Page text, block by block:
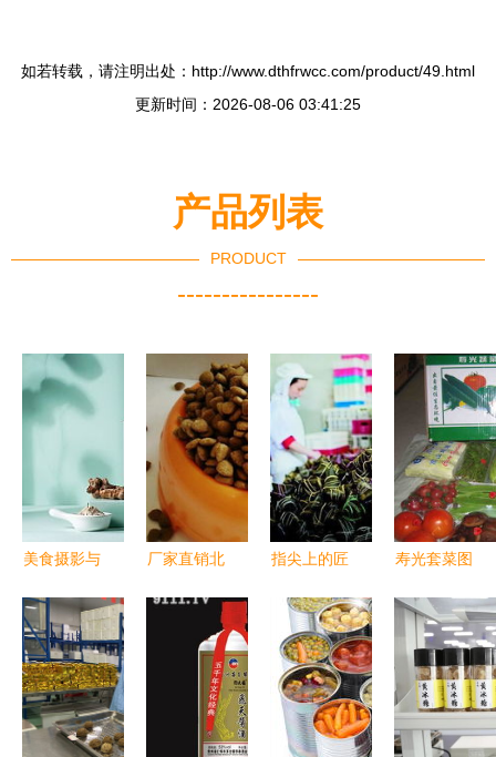
如若转载，请注明出处：http://www.dthfrwcc.com/product/49.html
更新时间：2026-08-06 03:41:25
产品列表
PRODUCT
----------------
美食摄影与
正大集团产
品包装视觉
战略探析
厂家直销北
品级品质与
酒类经营的
跨界融合
指尖上的匠
后包粽工的
一天
寿光套菜图
经营艺术